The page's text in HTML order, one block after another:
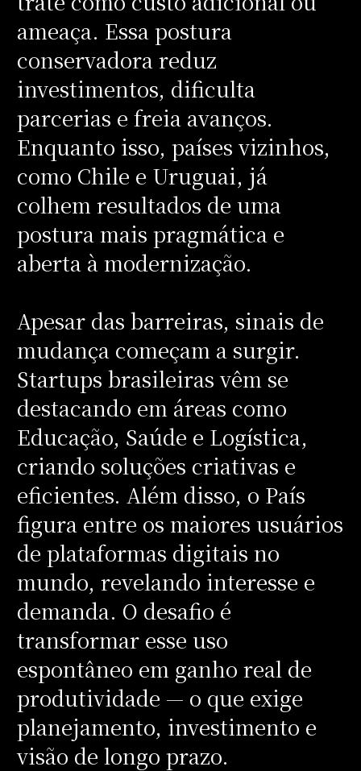
ameaça. Essa postura
conservadora reduz
investimentos, dificulta
parcerias e freia avanços.
Enquanto isso, países vizinhos,
como Chile e Uruguai, já
colhem resultados de uma
postura mais pragmática e
aberta à modernização.
Apesar das barreiras, sinais de
mudança começam a surgir.
Startups brasileiras vêm se
destacando em áreas como
Educação, Saúde e Logística,
criando soluções criativas e
eficientes. Além disso, o País
figura entre os maiores usuários
de plataformas digitais no
mundo, revelando interesse e
demanda. O desafio é
transformar esse uso
espontâneo em ganho real de
produtividade — o que exige
planejamento, investimento e
visão de longo prazo.